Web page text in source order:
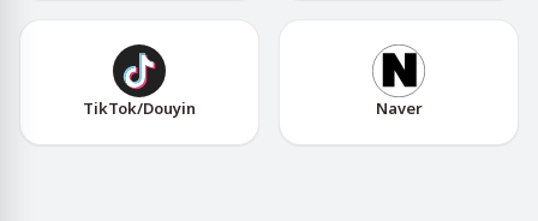
TikTok/Douyin Naver